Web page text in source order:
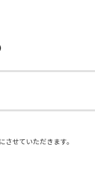
せていただきます。